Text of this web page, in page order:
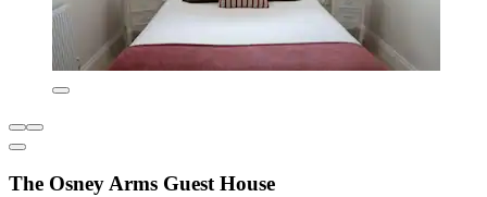
The Osney Arms Guest House